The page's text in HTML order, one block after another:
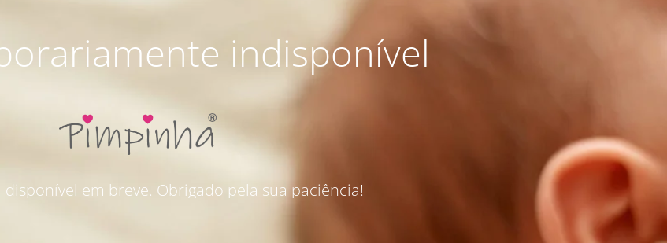
indisponível
disponível em breve. Obrigado pela sua paciência!